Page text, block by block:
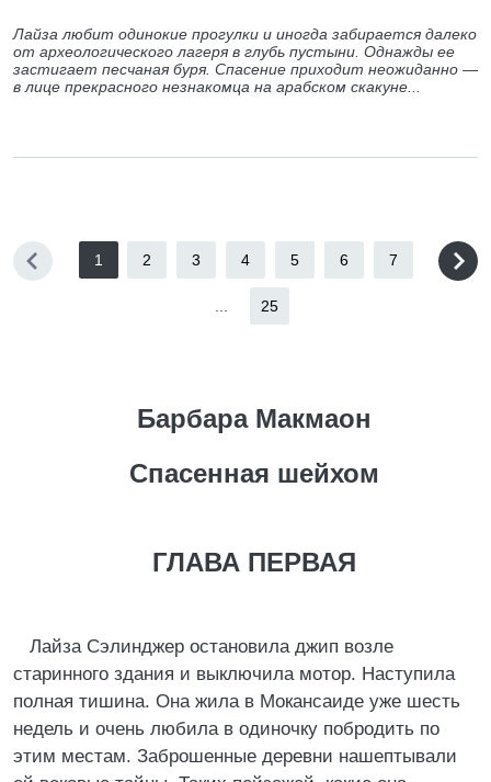
Лайза любит одинокие прогулки и иногда забирается далеко
от археологического лагеря в глубь пустыни. Однажды ее
застигает песчаная буря. Спасение приходит неожиданно —
в лице прекрасного незнакомца на арабском скакуне...
1 2 3 4 5 6 7
25
Барбара Макмаон
Спасенная шейхом
ГЛАВА ПЕРВАЯ
Лайза Сэлинджер остановила джип возле
старинного здания и выключила мотор. Наступила
полная тишина. Она жила в Мокансаиде уже шесть
недель и очень любила в одиночку побродить по
этим местам. Заброшенные деревни нашептывали